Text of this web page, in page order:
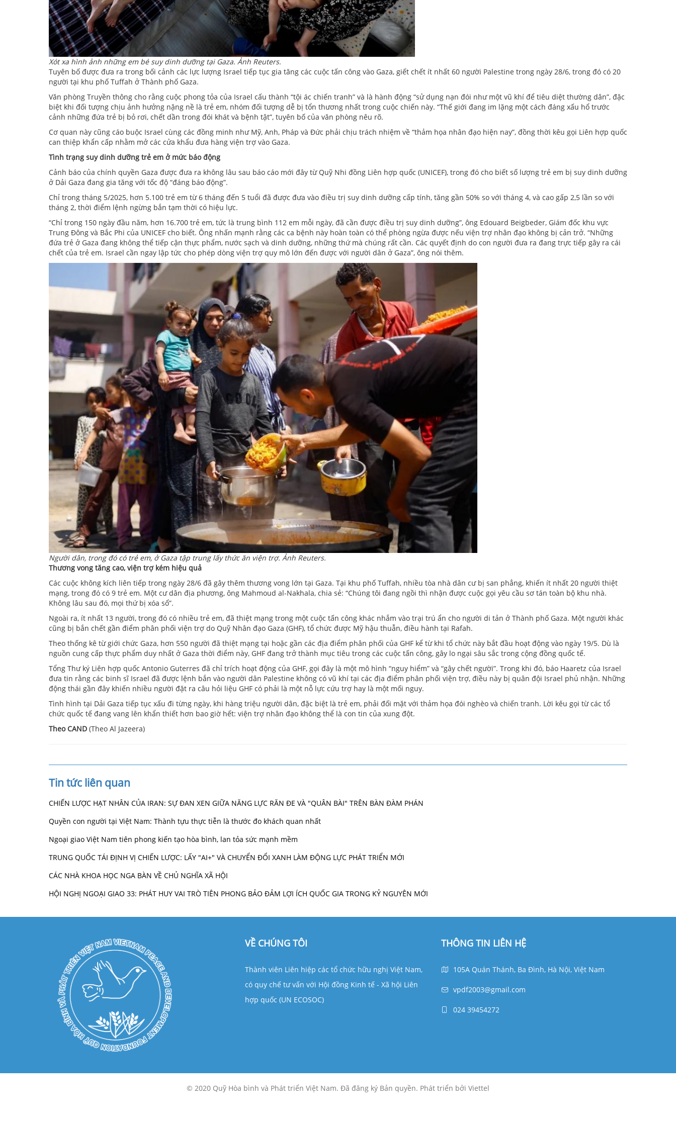
Xót xa hình ảnh những em bé suy dinh dưỡng tại Gaza. Ảnh Reuters.
Tuyên bố được đưa ra trong bối cảnh các lực lượng Israel tiếp tục gia tăng các cuộc tấn công vào Gaza, giết chết ít nhất 60 người Palestine trong ngày 28/6, trong đó có 20
người tại khu phố Tuffah ở Thành phố Gaza.
Văn phòng Truyền thông cho rằng cuộc phong tỏa của Israel cấu thành “tội ác chiến tranh” và là hành động “sử dụng nạn đói như một vũ khí để tiêu diệt thường dân”, đặc
biệt khi đối tượng chịu ảnh hưởng nặng nề là trẻ em, nhóm đối tượng dễ bị tổn thương nhất trong cuộc chiến này. “Thế giới đang im lặng một cách đáng xấu hổ trước
cảnh những đứa trẻ bị bỏ rơi, chết dần trong đói khát và bệnh tật”, tuyên bố của văn phòng nêu rõ.
Cơ quan này cũng cáo buộc Israel cùng các đồng minh như Mỹ, Anh, Pháp và Đức phải chịu trách nhiệm về “thảm họa nhân đạo hiện nay”, đồng thời kêu gọi Liên hợp quốc
can thiệp khẩn cấp nhằm mở các cửa khẩu đưa hàng viện trợ vào Gaza.
Tình trạng suy dinh dưỡng trẻ em ở mức báo động
Cảnh báo của chính quyền Gaza được đưa ra không lâu sau báo cáo mới đây từ Quỹ Nhi đồng Liên hợp quốc (UNICEF), trong đó cho biết số lượng trẻ em bị suy dinh dưỡng
ở Dải Gaza đang gia tăng với tốc độ “đáng báo động”.
Chỉ trong tháng 5/2025, hơn 5.100 trẻ em từ 6 tháng đến 5 tuổi đã được đưa vào điều trị suy dinh dưỡng cấp tính, tăng gần 50% so với tháng 4, và cao gấp 2,5 lần so với
tháng 2, thời điểm lệnh ngừng bắn tạm thời có hiệu lực.
“Chỉ trong 150 ngày đầu năm, hơn 16.700 trẻ em, tức là trung bình 112 em mỗi ngày, đã cần được điều trị suy dinh dưỡng”, ông Edouard Beigbeder, Giám đốc khu vực
Trung Đông và Bắc Phi của UNICEF cho biết. Ông nhấn mạnh rằng các ca bệnh này hoàn toàn có thể phòng ngừa được nếu viện trợ nhân đạo không bị cản trở. “Những
đứa trẻ ở Gaza đang không thể tiếp cận thực phẩm, nước sạch và dinh dưỡng, những thứ mà chúng rất cần. Các quyết định do con người đưa ra đang trực tiếp gây ra cái
chết của trẻ em. Israel cần ngay lập tức cho phép dòng viện trợ quy mô lớn đến được với người dân ở Gaza”, ông nói thêm.
Người dân, trong đó có trẻ em, ở Gaza tập trung lấy thức ăn viện trợ. Ảnh Reuters.
Thương vong tăng cao, viện trợ kém hiệu quả
Các cuộc không kích liên tiếp trong ngày 28/6 đã gây thêm thương vong lớn tại Gaza. Tại khu phố Tuffah, nhiều tòa nhà dân cư bị san phẳng, khiến ít nhất 20 người thiệt
mạng, trong đó có 9 trẻ em. Một cư dân địa phương, ông Mahmoud al-Nakhala, chia sẻ: “Chúng tôi đang ngồi thì nhận được cuộc gọi yêu cầu sơ tán toàn bộ khu nhà.
Không lâu sau đó, mọi thứ bị xóa sổ”.
Ngoài ra, ít nhất 13 người, trong đó có nhiều trẻ em, đã thiệt mạng trong một cuộc tấn công khác nhắm vào trại trú ẩn cho người di tản ở Thành phố Gaza. Một người khác
cũng bị bắn chết gần điểm phân phối viện trợ do Quỹ Nhân đạo Gaza (GHF), tổ chức được Mỹ hậu thuẫn, điều hành tại Rafah.
Theo thống kê từ giới chức Gaza, hơn 550 người đã thiệt mạng tại hoặc gần các địa điểm phân phối của GHF kể từ khi tổ chức này bắt đầu hoạt động vào ngày 19/5. Dù là
nguồn cung cấp thực phẩm duy nhất ở Gaza thời điểm này, GHF đang trở thành mục tiêu trong các cuộc tấn công, gây lo ngại sâu sắc trong cộng đồng quốc tế.
Tổng Thư ký Liên hợp quốc Antonio Guterres đã chỉ trích hoạt động của GHF, gọi đây là một mô hình “nguy hiểm” và “gây chết người”. Trong khi đó, báo Haaretz của Israel
đưa tin rằng các binh sĩ Israel đã được lệnh bắn vào người dân Palestine không có vũ khí tại các địa điểm phân phối viện trợ, điều này bị quân đội Israel phủ nhận. Những
động thái gần đây khiến nhiều người đặt ra câu hỏi liệu GHF có phải là một nỗ lực cứu trợ hay là một mối nguy.
Tình hình tại Dải Gaza tiếp tục xấu đi từng ngày, khi hàng triệu người dân, đặc biệt là trẻ em, phải đối mặt với thảm họa đói nghèo và chiến tranh. Lời kêu gọi từ các tổ
chức quốc tế đang vang lên khẩn thiết hơn bao giờ hết: viện trợ nhân đạo không thể là con tin của xung đột.
Theo CAND (Theo Al Jazeera)
Tin tức liên quan
CHIẾN LƯỢC HẠT NHÂN CỦA IRAN: SỰ ĐAN XEN GIỮA NĂNG LỰC RĂN ĐE VÀ "QUÂN BÀI" TRÊN BÀN ĐÀM PHÁN
Quyền con người tại Việt Nam: Thành tựu thực tiễn là thước đo khách quan nhất
Ngoại giao Việt Nam tiên phong kiến tạo hòa bình, lan tỏa sức mạnh mềm
TRUNG QUỐC TÁI ĐỊNH VỊ CHIẾN LƯỢC: LẤY "AI+" VÀ CHUYỂN ĐỔI XANH LÀM ĐỘNG LỰC PHÁT TRIỂN MỚI
CÁC NHÀ KHOA HỌC NGA BÀN VỀ CHỦ NGHĨA XÃ HỘI
HỘI NGHỊ NGOẠI GIAO 33: PHÁT HUY VAI TRÒ TIÊN PHONG BẢO ĐẢM LỢI ÍCH QUỐC GIA TRONG KỶ NGUYÊN MỚI
VỀ CHÚNG TÔI
Thành viên Liên hiệp các tổ chức hữu nghị Việt Nam,
có quy chế tư vấn với Hội đồng Kinh tế - Xã hội Liên
hợp quốc (UN ECOSOC)
THÔNG TIN LIÊN HỆ
105A Quán Thánh, Ba Đình, Hà Nội, Việt Nam
vpdf2003@gmail.com
024 39454272
© 2020 Quỹ Hòa bình và Phát triển Việt Nam. Đã đăng ký Bản quyền. Phát triển bởi Viettel